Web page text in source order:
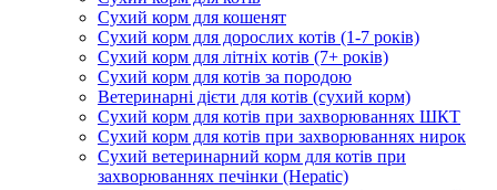
Сухий корм для кошенят
Сухий корм для дорослих котів (1-7 років)
Сухий корм для літніх котів (7+ років)
Сухий корм для котів за породою
Ветеринарні дієти для котів (сухий корм)
Сухий корм для котів при захворюваннях ШКТ
Сухий корм для котів при захворюваннях нирок
Сухий ветеринарний корм для котів при
захворюваннях печінки (Hepatic)